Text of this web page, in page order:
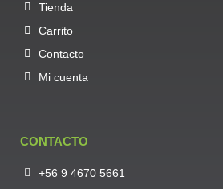
Tienda
Carrito
Contacto
Mi cuenta
CONTACTO
+56 9 4670 5661